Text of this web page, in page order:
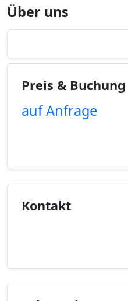
Über uns
Preis & Buchung
auf Anfrage
Kontakt